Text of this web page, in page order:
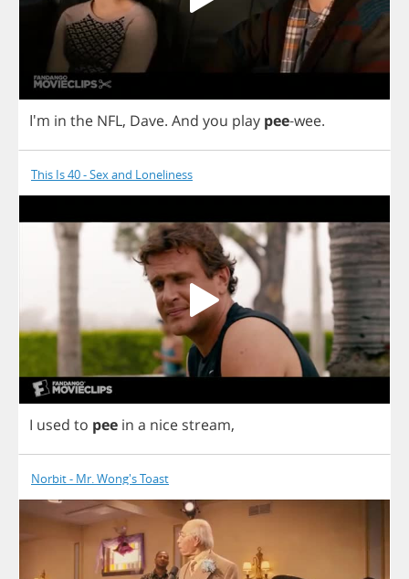
I'm in the NFL, Dave. And you play pee-wee.
This Is 40 - Sex and Loneliness
I used to pee in a nice stream,
Norbit - Mr. Wong's Toast